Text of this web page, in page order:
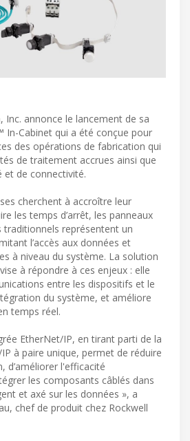
Inc. annonce le lancement de sa
In-Cabinet qui a été conçue pour
des opérations de fabrication qui
de traitement accrues ainsi que
et de connectivité.
cherchent à accroître leur
les temps d’arrêt, les panneaux
traditionnels représentent un
l’accès aux données et
à niveau du système. La solution
à répondre à ces enjeux : elle
entre les dispositifs et le
du système, et améliore
temps réel.
EtherNet/IP, en tirant parti de la
à paire unique, permet de réduire
d’améliorer l'efficacité
les composants câblés dans
et axé sur les données », a
chef de produit chez Rockwell